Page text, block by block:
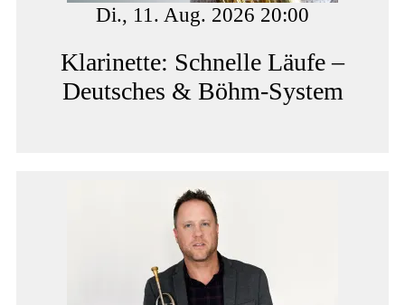
Di., 11. Aug. 2026 20:00
Klarinette: Schnelle Läufe –
Deutsches & Böhm-System